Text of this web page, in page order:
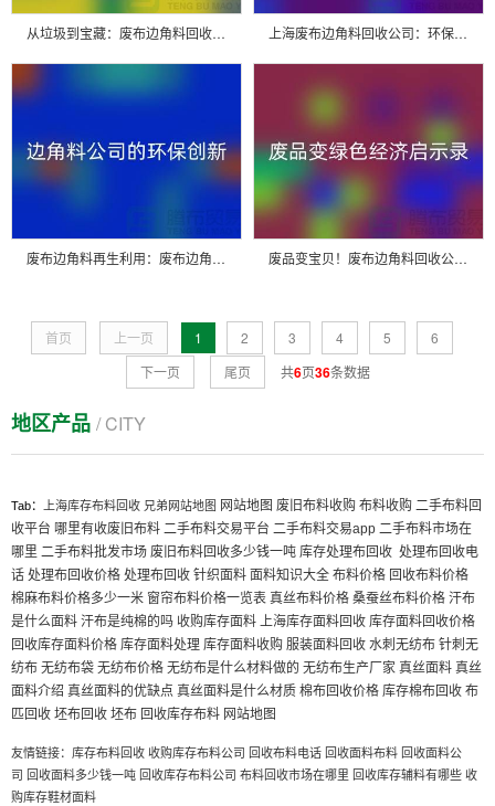
从垃圾到宝藏：废布边角料回收公司的创意转变 上海废布边角料回收公司：环保行业的明日之星
废布边角料再生利用：废布边角料回收公司的环保创新 废品变宝贝！废布边角料回收公司的绿色经济启示录
首页 上一页 1 2 3 4 5
6
下一页
尾页 共6页36条数据
地区产品 / CITY
Tab： 上海库存布料回收 兄弟网站地图 网站地图 废旧布料收购 布料收购 二手布料回
收平台 哪里有收废旧布料 二手布料交易平台 二手布料交易app 二手布料市场在
哪里 二手布料批发市场 废旧布料回收多少钱一吨 库存处理布回收 处理布回收电
话 处理布回收价格 处理布回收 针织面料 面料知识大全 布料价格 回收布料价格
棉麻布料价格多少一米 窗帘布料价格一览表 真丝布料价格 桑蚕丝布料价格 汗布
是什么面料 汗布是纯棉的吗 收购库存面料 上海库存面料回收 库存面料回收价格
回收库存面料价格 库存面料处理 库存面料收购 服装面料回收 水刺无纺布 针刺无
纺布 无纺布袋 无纺布价格 无纺布是什么材料做的 无纺布生产厂家 真丝面料 真丝
面料介绍 真丝面料的优缺点 真丝面料是什么材质 棉布回收价格 库存棉布回收 布
匹回收 坯布回收 坯布 回收库存布料 网站地图
友情链接： 库存布料回收收购库存布料公司 回收布料电话 回收面料布料 回收面料公
司 回收面料多少钱一吨 回收库存布料公司 布料回收市场在哪里 回收库存辅料有哪些收
购库存鞋材面料